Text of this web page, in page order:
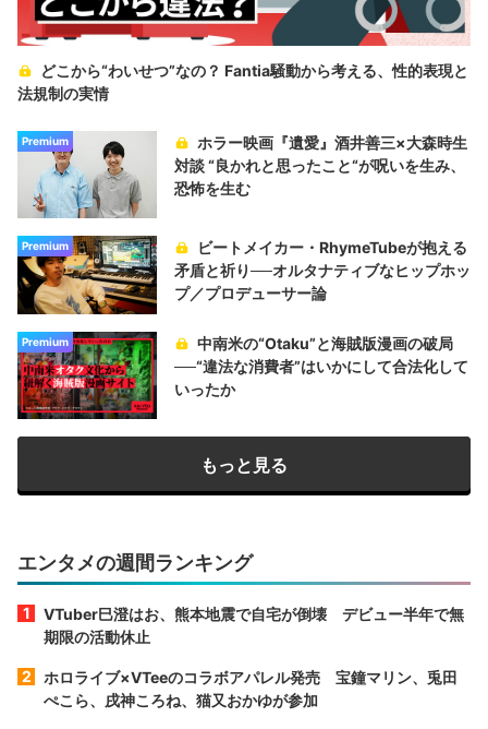
どこから“わいせつ”なの？ Fantia騒動から考える、性的表現と
法規制の実情
Premium
ホラー映画『遺愛』酒井善三×大森時生
対談 “良かれと思ったこと“が呪いを生み、
恐怖を生む
Premium
ビートメイカー・RhymeTubeが抱える
矛盾と祈り──オルタナティブなヒップホッ
プ／プロデューサー論
Premium
中南米の“Otaku”と海賊版漫画の破局
──“違法な消費者”はいかにして合法化して
いったか
もっと見る
エンタメの週間ランキング
VTuber巳澄はお、熊本地震で自宅が倒壊 デビュー半年で無
期限の活動休止
ホロライブ×VTeeのコラボアパレル発売 宝鐘マリン、兎田
ぺこら、戌神ころね、猫又おかゆが参加